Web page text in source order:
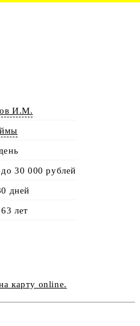
И.М.
30 000 рублей
дней
лет
карту online.